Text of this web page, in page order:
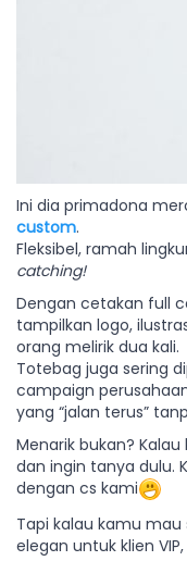
Ini dia primadona
custom.
Fleksibel, ramah
catching!
Dengan cetakan full
tampilkan logo,
orang melirik dua kali.
Totebag juga sering
campaign
yang “jalan terus”
Menarik bukan?
dan ingin tanya dulu.
dengan cs kami
Tapi kalau kamu
elegan untuk klien